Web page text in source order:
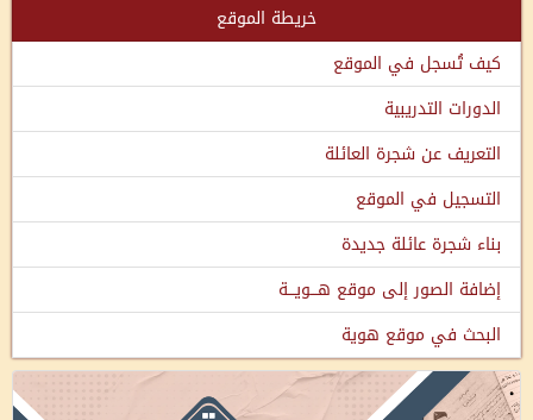
خريطة الموقع
كيف تُسجل في الموقع
الدورات التدريبية
التعريف عن شجرة العائلة
التسجيل في الموقع
بناء شجرة عائلة جديدة
إضافة الصور إلى موقع هـــويـــة
البحث في موقع هوية